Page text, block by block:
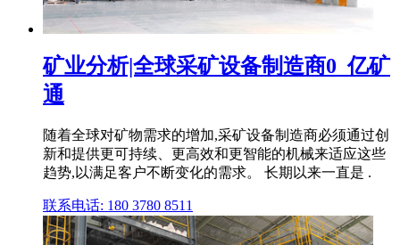
矿业分析|全球采矿设备制造商0_亿矿
通
随着全球对矿物需求的增加,采矿设备制造商必须通过创
新和提供更可持续、更高效和更智能的机械来适应这些
趋势,以满足客户不断变化的需求。 长期以来一直是 .
联系电话: 180 3780 8511